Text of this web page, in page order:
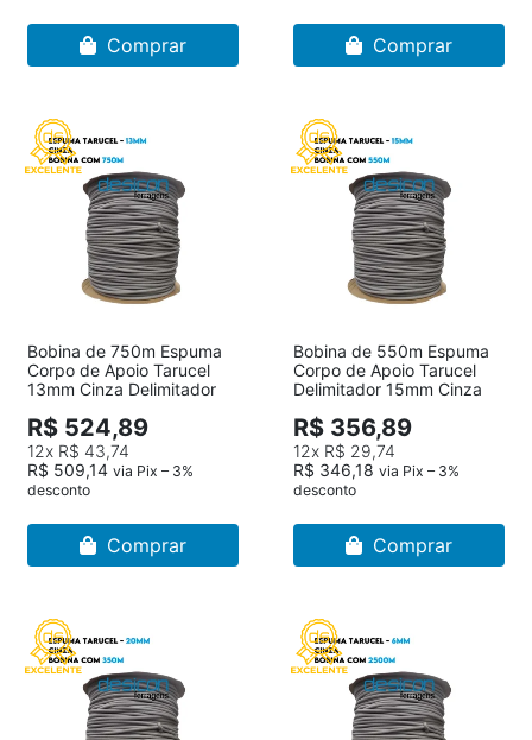
Comprar Comprar
Bobina de 750m Espuma
Corpo de Apoio Tarucel
13mm Cinza Delimitador
R$ 524,89
12x R$ 43,74
R$ 509,14 via Pix – 3%
desconto
Comprar
Bobina de 550m Espuma
Corpo de Apoio Tarucel
Delimitador 15mm Cinza
R$ 356,89
12x R$ 29,74
R$ 346,18 via Pix – 3%
desconto
Comprar